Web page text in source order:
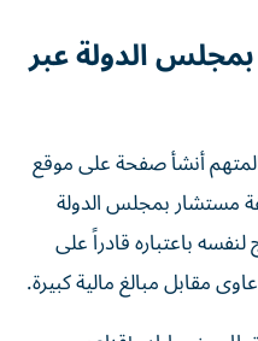
الدولة عبر
أنشأ صفحة على موقع
مستشار بمجلس الدولة
باعتباره قادراً على
مقابل مبالغ مالية كبيرة.